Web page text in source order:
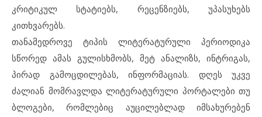
კრიტიკულ სტატიებს, რეცენზიებს, უპასუხებს
კითხვარებს.
თანამედროვე ტიპის ლიტერატურული პერიოდიკა
სწორედ ამას გულისხმობს, მეტ ანალიზს, ინტრიგას,
პირად გამოცდილებას, ინფორმაციას. დღეს უკვე
ძალიან მომრავლდა ლიტერატურული პორტალები თუ
ბლოგები, რომლებიც აუცილებლად იმსახურებენ